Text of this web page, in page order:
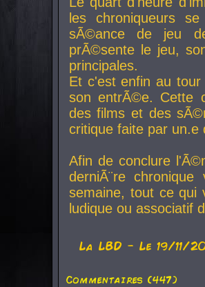
les chroniqueurs
sÃ©ance de jeu
prÃ©sente le jeu,
principales.
Et c'est enfin au
son entrÃ©e. Cette
des films et des
critique faite par
Afin de conclure
derniÃ¨re
semaine, tout ce qui
ludique ou associatif
La LBD - Le 19/11/
Commentaires (447)